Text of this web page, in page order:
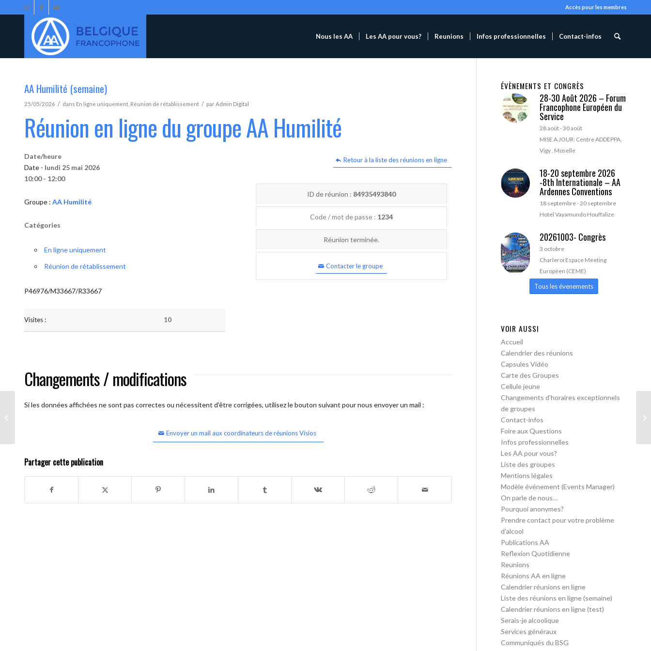
Accès pour les membres
Nous les AA Les AA pour vous? Reunions Infos professionnelles Contact-infos
AA Humilité (semaine)
25/05/2026 / dans En ligne uniquement Réunion de rétablissement / parAdmin Digital
Réunion en ligne du groupe AA Humilité
Retour à la liste des réunions en ligne
Date/heure
Date - lundi 25 mai 2026
10:00 - 12:00
Groupe : AA Humilité
Catégories
En ligne uniquement
Réunion de rétablissement
P46976/M33667/R33667
Visites : 10
ID de réunion : 84935493840
Code / mot de passe : 1234
Réunion terminée.
Contacter le groupe
Changements / modifications
Si les données affichées ne sont pas correctes ou nécessitent d'être corrigées, utilisez le bouton suivant pour nous envoyer un mail :
Envoyer un mail aux coordinateurs de réunions Visios
Partager cette publication
ÉVÈNEMENTS ET CONGRÈS
28-30 Août 2026 – Forum
Francophone Européen du
Service
28 août-30 août
MISE A JOUR: Centre ADDEPPA,
Vigy , Moselle
18-20 septembre 2026
-8th Internationale – AA
Ardennes Conventions
18 septembre-20 septembre
Hotel Vayamundo Houffalize
20261003- Congrès
3 octobre
Charleroi Espace Meeting
Européen (CEME)
Tous les évenements
VOIR AUSSI
Accueil
Calendrier des réunions
Capsules Vidéo
Carte des Groupes
Cellule jeune
Changements d’horaires exceptionnels
de groupes
Contact-infos
Foire aux Questions
Infos professionnelles
Les AA pour vous?
Liste des groupes
Mentions légales
Modèle événement (Events Manager)
On parle de nous…
Pourquoi anonymes?
Prendre contact pour votre problème
d’alcool
Publications AA
Reflexion Quotidienne
Reunions
Réunions AA en ligne
Calendrier réunions en ligne
Liste des réunions en ligne (semaine)
Calendrier réunions en ligne (test)
Serais-je alcoolique
Services généraux
Communiqués du BSG